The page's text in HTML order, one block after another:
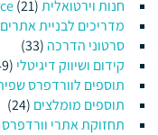
חנות וירטואלית WooCommerce(21)
מדריכים לבניית אתרים
סרטוני הדרכה(33)
קידום ושיווק דיגיטלי(49)
תוספים לוורדפרס
תוספים מומלצים(24)
תחזוקת אתרי וורדפרס(50)